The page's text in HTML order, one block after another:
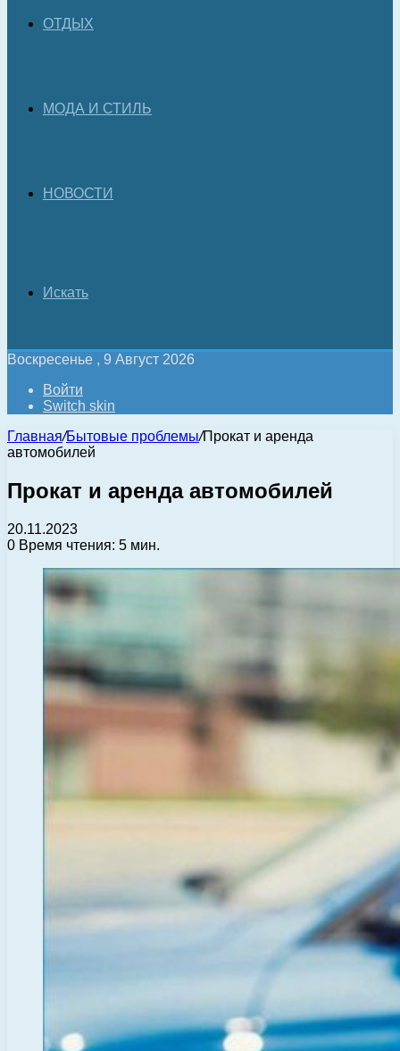
ОТДЫХ
МОДА И СТИЛЬ
НОВОСТИ
Искать
Воскресенье , 9 Август 2026
Войти
Switch skin
Главная/Бытовые проблемы/Прокат и аренда
автомобилей
Прокат и аренда автомобилей
20.11.2023
0 Время чтения: 5 мин.